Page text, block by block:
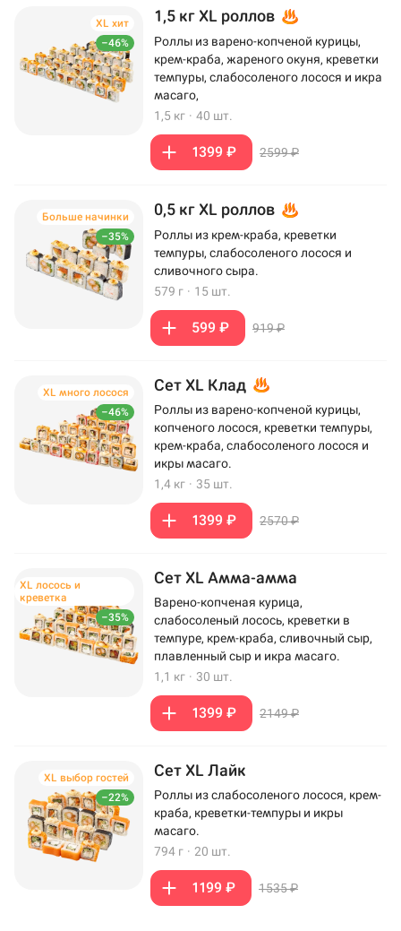
–46%
XL хит 1,5 кг XL роллов
Роллы из варено-копченой курицы,
крем-краба, жареного окуня, креветки
темпуры, слабосоленого лосося и икра
масаго,
1,5 кг · 40 шт.
1399 ₽ 2599 ₽
–35%
Больше начинки 0,5 кг XL роллов
Роллы из крем-краба, креветки
темпуры, слабосоленого лосося и
сливочного сыра.
579 г · 15 шт.
599 ₽ 919 ₽
–46%
XL много лосося Сет XL Клад
Роллы из варено-копченой курицы,
копченого лосося, креветки темпуры,
крем-краба, слабосоленого лосося и
икры масаго.
1,4 кг · 35 шт.
1399 ₽ 2570 ₽
–35%
XL лосось и
креветка
Сет XL Амма-амма
Варено-копченая курица,
слабосоленый лосось, креветки в
темпуре, крем-краба, сливочный сыр,
плавленный сыр и икра масаго.
1,1 кг · 30 шт.
1399 ₽ 2149 ₽
–22%
XL выбор гостей Сет XL Лайк
Роллы из слабосоленого лосося, крем-
краба, креветки-темпуры и икры
масаго.
794 г · 20 шт.
1199 ₽ 1535 ₽